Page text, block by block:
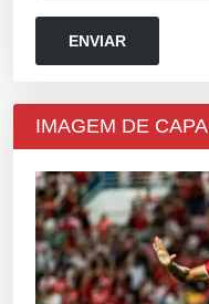
IMAGEM DE CAPA